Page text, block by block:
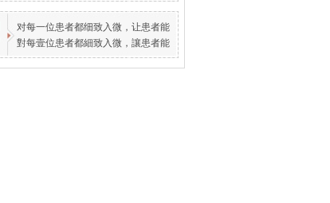
对每一位患者都细致入微，让患者能
對每壹位患者都細致入微，讓患者能